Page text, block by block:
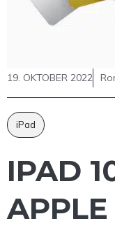
19. OKTOBER 2022
iPad
IPAD